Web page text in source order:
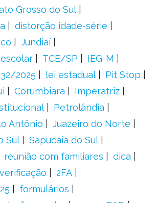
Grosso do Sul
distorção idade-série
Jundiaí
TCE/SP
IEG-M
2025 lei estadual
Pit Stop
Corumbiara
Imperatriz
Petrolândia
Antônio
Juazeiro do Norte
Sul
Sapucaia do Sul
reunião com familiares
dica
2FA
formulários